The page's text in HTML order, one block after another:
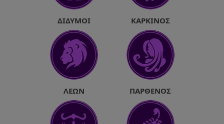
ΔΊΔΥΜΟΙ ΚΑΡΚΊΝΟΣ
ΛΈΩΝ ΠΑΡΘΈΝΟΣ